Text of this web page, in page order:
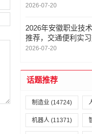
什么职业
2026-07-20
2026年安徽职业技
推荐，交通便利实
什么职业
2026-07-20
话题推荐
制造业 (14724)
机器人 (11371)